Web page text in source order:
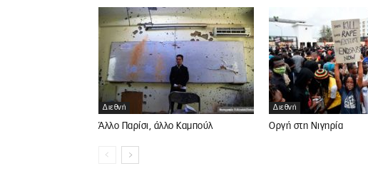
Διεθνή
Άλλο Παρίσι, άλλο Καμπούλ
Διεθνή
Οργή στη Νιγηρία